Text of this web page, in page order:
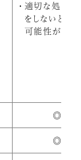
適切な処置
をしないと割
可能性がある
◎
◎